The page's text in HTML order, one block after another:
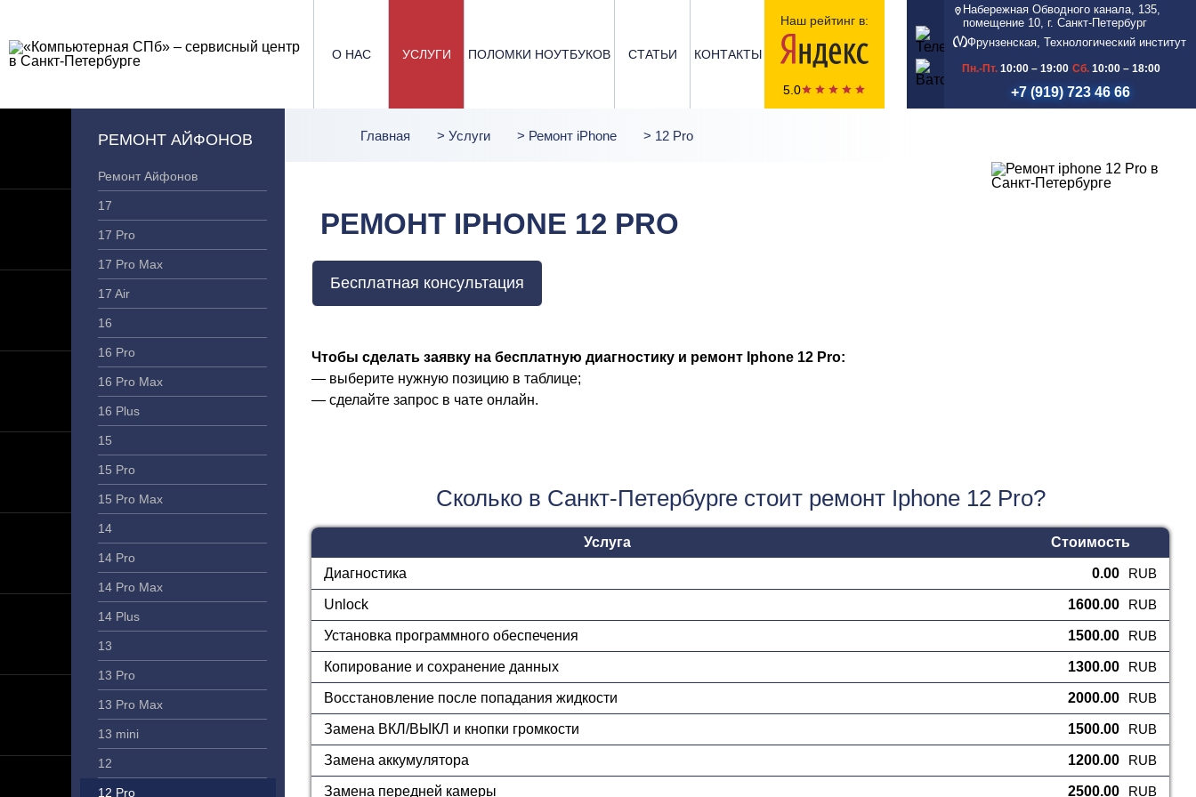
О НАС УСЛУГИ ПОЛОМКИ НОУТБУКОВ СТАТЬИ КОНТАКТЫ
Наш рейтинг в:
5.0
Набережная Обводного канала, 135,
помещение 10, г. Санкт-Петербург
Фрунзенская, Технологический институт
Пн.-Пт.10:00 – 19:00 Сб.10:00 – 18:00
+7 (919) 723 46 66
РЕМОНТ АЙФОНОВ
Ремонт Айфонов
17
17 Pro
17 Pro Max
17 Air
16
16 Pro
16 Pro Max
16 Plus
15
15 Pro
15 Pro Max
14
14 Pro
14 Pro Max
14 Plus
13
13 Pro
13 Pro Max
13 mini
12
12 Pro
Главная > Услуги > Ремонт iPhone > 12 Pro
РЕМОНТ IPHONE 12 PRO
Бесплатная консультация
Чтобы сделать заявку на бесплатную диагностику и ремонт Iphone 12 Pro:
— выберите нужную позицию в таблице;
— сделайте запрос в чате онлайн.
Сколько в Санкт-Петербурге стоит ремонт Iphone 12 Pro?
Услуга Стоимость
Диагностика 0.00 RUB
Unlock 1600.00 RUB
Установка программного обеспечения 1500.00 RUB
Копирование и сохранение данных 1300.00 RUB
Восстановление после попадания жидкости 2000.00 RUB
Замена ВКЛ/ВЫКЛ и кнопки громкости 1500.00 RUB
Замена аккумулятора 1200.00 RUB
Замена передней камеры 2500.00 RUB